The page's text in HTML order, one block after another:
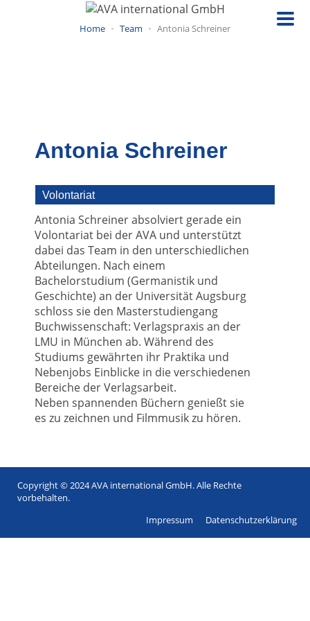
Home Team Antonia Schreiner
Antonia Schreiner
Volontariat
Antonia Schreiner absolviert gerade ein
Volontariat bei der AVA und unterstützt
dabei das Team in den unterschiedlichen
Abteilungen. Nach einem
Bachelorstudium (Germanistik und
Geschichte) an der Universität Augsburg
schloss sie den Masterstudiengang
Buchwissenschaft: Verlagspraxis an der
LMU in München ab. Während des
Studiums gewährten ihr Praktika und
Nebenjobs Einblicke in die verschiedenen
Bereiche der Verlagsarbeit.
Neben spannenden Büchern genießt sie
es zu zeichnen und Filmmusik zu hören.
Copyright © 2024 AVA international GmbH. Alle Rechte
vorbehalten.
Footer
Datenschutzerklärung
Impressum